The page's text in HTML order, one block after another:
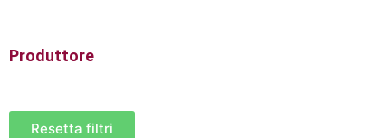
Produttore
Resetta filtri